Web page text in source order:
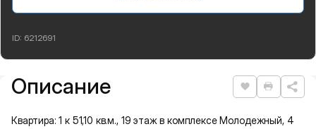
ID: 6212691
Подробная информация
Описание Нравится
Квартира: 1 к 51,10 кв.м., 19 этаж в комплексе Молодежный, 4